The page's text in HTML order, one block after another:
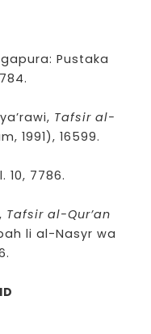
Pustaka
Tafsir al-
1991), 16599.
10, 7786.
Tafsir al-Qur’an
li al-Nasyr wa